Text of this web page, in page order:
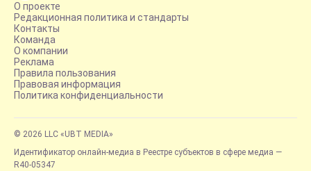
О проекте
Редакционная политика и стандарты
Контакты
Команда
О компании
Реклама
Правила пользования
Правовая информация
Политика конфиденциальности
© 2026 LLC «UBT MEDIA»
Идентификатор онлайн-медиа в Реестре субъектов в сфере медиа —
R40-05347